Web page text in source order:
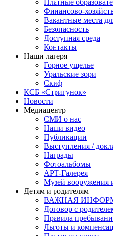
Платные
Финансово-
Вакантные места
Безопасность
Доступная среда
Контакты
Наши лагеря
Горное ущелье
Уральские зори
Скиф
КСБ «Стригунок»
Новости
Медиацентр
СМИ о нас
Наши видео
Публикации
Выступления /
Награды
Фотоальбомы
АРТ-Галерея
Музей вооружения
Детям и родителям
ВАЖНАЯ
Договор с
Правила
Льготы и